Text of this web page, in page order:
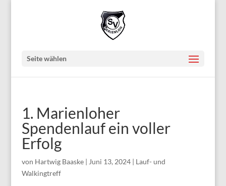
Seite wählen
1. Marienloher
Spendenlauf ein voller
Erfolg
von Hartwig Baaske| Juni 13, 2024| Lauf- und
Walkingtreff